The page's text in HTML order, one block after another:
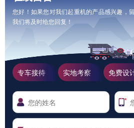
您好！如果您对我们起重机的产品感兴趣，
我们将及时给您回复！
专车接待 实地考察 免费设